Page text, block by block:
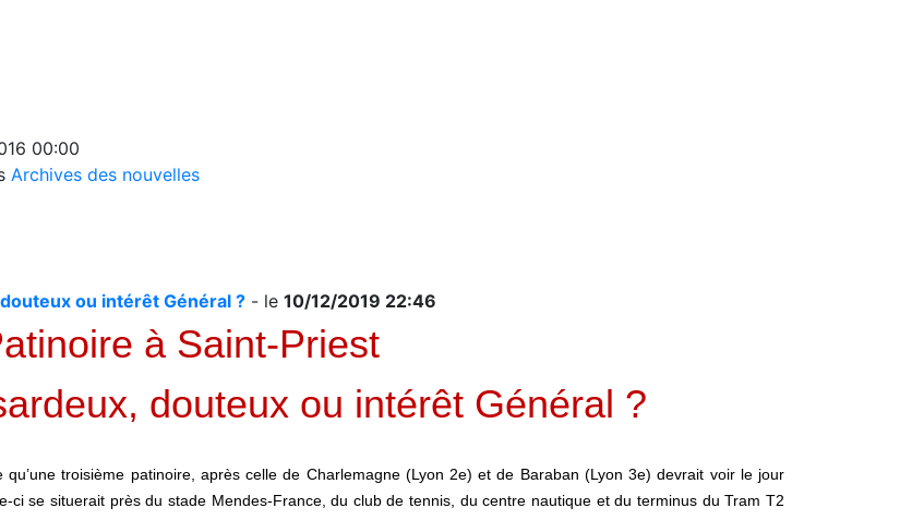
00:00
Archives des nouvelles
ou intérêt Général ? - le 10/12/2019 22:46
à Saint-Priest
douteux ou intérêt Général ?
troisième patinoire, après celle de Charlemagne (Lyon 2e) et de Baraban (Lyon 3e) devrait voir le jour
ci se situerait près du stade Mendes-France, du club de tennis, du centre nautique et du terminus du Tram T2